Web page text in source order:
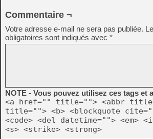
Commentaire ¬
Votre adresse e-mail ne sera pas publiée.
obligatoires sont indiqués avec *
NOTE - Vous pouvez utilisez ces tags et
<a href="" title=""> <abbr
title=""> <b> <blockquote
<code> <del datetime=""> <em>
<s> <strike> <strong>